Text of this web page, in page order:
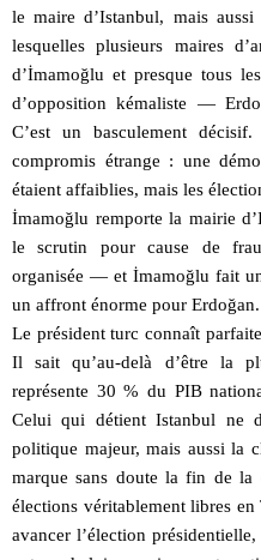
le maire d’Istanbul, mais
lesquelles plusieurs maires
d’İmamoğlu et presque tous
d’opposition kémaliste —
C’est un basculement
compromis étrange : une
étaient affaiblies, mais les
İmamoğlu remporte la mairie
le scrutin pour cause de
organisée — et İmamoğlu fait
un affront énorme pour Erdoğan.
Le président turc connaît
Il sait qu’au-delà d’être la
représente 30 % du PIB
Celui qui détient Istanbul ne
politique majeur, mais aussi la
marque sans doute la fin de la
élections véritablement libres
avancer l’élection